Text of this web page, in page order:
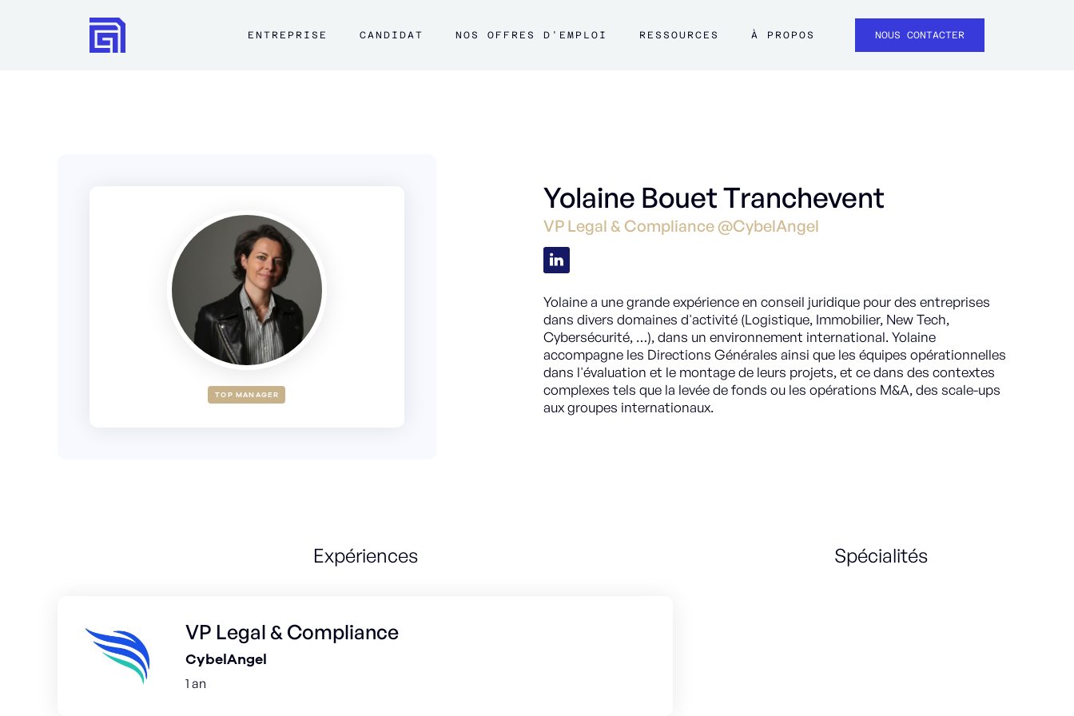
ENTREPRISE CANDIDAT NOS OFFRES D'EMPLOI RESSOURCES À PROPOS NOUS CONTACTER
TOP MANAGER
Yolaine Bouet Tranchevent
VP Legal & Compliance @CybelAngel
Yolaine a une grande expérience en conseil juridique pour des entreprises
dans divers domaines d'activité (Logistique, Immobilier, New Tech,
Cybersécurité, …), dans un environnement international. Yolaine
accompagne les Directions Générales ainsi que les équipes opérationnelles
dans l'évaluation et le montage de leurs projets, et ce dans des contextes
complexes tels que la levée de fonds ou les opérations M&A, des scale-ups
aux groupes internationaux.
Expériences
VP Legal & Compliance
CybelAngel
1 an
Spécialités